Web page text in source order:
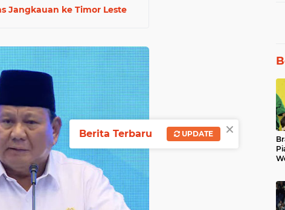
Jangkauan ke Timor Leste
×
Berita Terbaru UPDATE